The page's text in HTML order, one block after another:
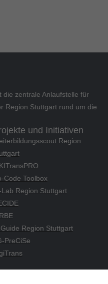
die zentrale Anlaufstelle für
Region Stuttgart rund um die
und Initiativen
Region
Code Toolbox
Lab Region Stuttgart
Region Stuttgart
PreCiSe